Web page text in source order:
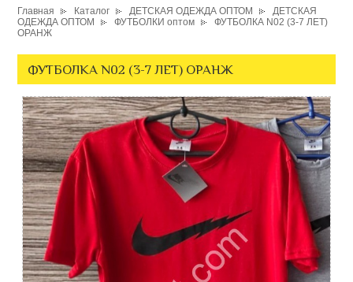
Главная Каталог ДЕТСКАЯ ОДЕЖДА ОПТОМ
ДЕТСКАЯ
ОДЕЖДА ОПТОМ
ФУТБОЛКИ оптом
ФУТБОЛКА N02 (3-7 ЛЕТ)
ОРАНЖ
ФУТБОЛКА N02 (3-7 ЛЕТ) ОРАНЖ